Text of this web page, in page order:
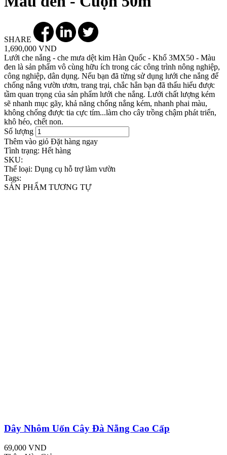
SHARE
1,690,000 VND
Lưới che nắng - che mưa dệt kim Hàn Quốc - Khổ 3MX50 - Màu
đen là sản phẩm vô cùng hữu ích trong các công trình nông nghiệp,
công nghiệp, dân dụng. Nếu bạn đã từng sử dụng lưới che nắng để
chống nắng vườn ươm, trang trại, chắc hẳn bạn đã thấu hiểu được
tầm quan trọng của sản phẩm lưới che nắng. Lưới chất lượng kém
sẽ nhanh mục gãy, khả năng chống nắng kém, nhanh phai màu,
không chống được tia cực tím...làm cho cây trồng chậm phát triển,
khô héo, chết non.
Số lượng
Thêm vào giỏ Đặt hàng ngay
Tình trạng: Hết hàng
SKU:
Thể loại: Dụng cụ hỗ trợ làm vườn
Tags:
SẢN PHẨM TƯƠNG TỰ
Dây Nhôm Uốn Cây Đà Nẵng Cao Cấp
69,000 VND